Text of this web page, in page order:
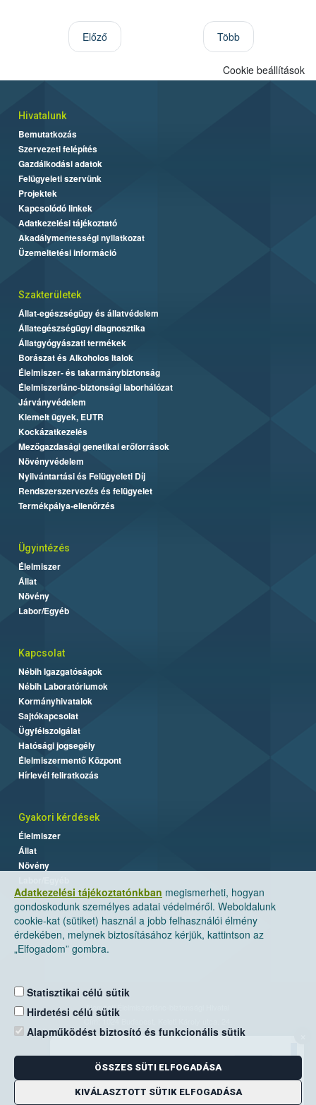
Előző Több
Adatkezelési tájékoztatónkban megismerheti, hogyan
gondoskodunk személyes adatai védelméről. Weboldalunk
cookie-kat (sütiket) használ a jobb felhasználói élmény
érdekében, melynek biztosításához kérjük, kattintson az
„Elfogadom” gombra.
Statisztikai célú sütik
Hirdetési célú sütik
Alapműködést biztosító és funkcionális sütik
ÖSSZES SÜTI ELFOGADÁSA
KIVÁLASZTOTT SÜTIK ELFOGADÁSA
Cookie beállítások
Hivatalunk
Bemutatkozás
Szervezeti felépítés
Gazdálkodási adatok
Felügyeleti szervünk
Projektek
Kapcsolódó linkek
Adatkezelési tájékoztató
Akadálymentességi nyilatkozat
Üzemeltetési információ
Szakterületek
Állat-egészségügy és állatvédelem
Állategészségügyi diagnosztika
Állatgyógyászati termékek
Borászat és Alkoholos Italok
Élelmiszer- és takarmánybiztonság
Élelmiszerlánc-biztonsági laborhálózat
Járványvédelem
Kiemelt ügyek, EUTR
Kockázatkezelés
Mezőgazdasági genetikai erőforrások
Növényvédelem
Nyilvántartási és Felügyeleti Díj
Rendszerszervezés és felügyelet
Termékpálya-ellenőrzés
Ügyintézés
Élelmiszer
Állat
Növény
Labor/Egyéb
Kapcsolat
Nébih Igazgatóságok
Nébih Laboratóriumok
Kormányhivatalok
Sajtókapcsolat
Ügyfélszolgálat
Hatósági jogsegély
Élelmiszermentő Központ
Hírlevél feliratkozás
Gyakori kérdések
Élelmiszer
Állat
Növény
Nemzeti Élelmiszerlánc-biztonsági Hivatal
Levelezési cím: 1525 Budapest. Pf. 30.
E-mail:ugyfelszolgalat@nebih.gov.hu
Zöld szám: 06-80/263-244
Telefon: 06-1/ 336-9000